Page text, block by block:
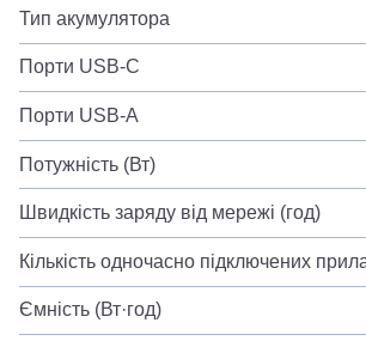
Тип акумулятора
Порти USB-C
Порти USB-A
Потужність (Вт)
Швидкість заряду від мережі (год)
Кількість одночасно підключених
Ємність (Вт·год)